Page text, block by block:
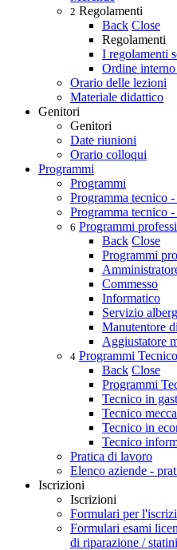
2 Regolamenti
Back Close
Regolamenti
I regolamenti
Ordine
Orario delle lezioni
Materiale didattico
Genitori
Genitori
Date riunioni
Orario colloqui
Programmi
Programmi
Programma tecnico
Programma tecnico
6 Programmi
Back Close
Programmi
Commesso
Informatico
Servizio
Manutentore
Aggiustatore
4 Programmi
Back Close
Programmi
Tecnico in
Tecnico
Tecnico in
Tecnico
Pratica di lavoro
Elenco aziende -
Iscrizioni
Iscrizioni
Formulari per
Formulari esami
di riparazione / statini